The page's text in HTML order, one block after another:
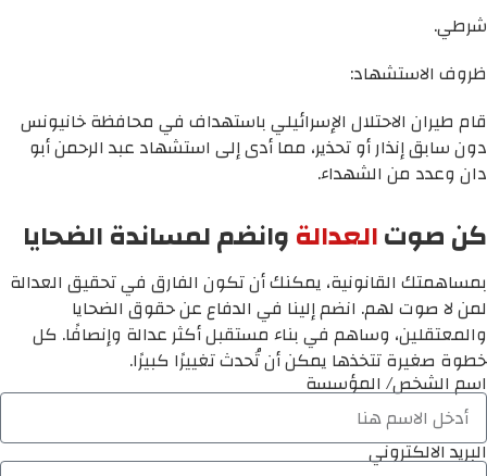
شرطي.
ظروف الاستشهاد:
قام طيران الاحتلال الإسرائيلي باستهداف في محافظة خانيونس
دون سابق إنذار أو تحذير، مما أدى إلى استشهاد عبد الرحمن أبو
دان وعدد من الشهداء.
كن صوتالعدالةوانضم لمساندة الضحايا
بمساهمتك القانونية، يمكنك أن تكون الفارق في تحقيق العدالة
لمن لا صوت لهم. انضم إلينا في الدفاع عن حقوق الضحايا
والمعتقلين، وساهم في بناء مستقبل أكثر عدالة وإنصافًا. كل
خطوة صغيرة تتخذها يمكن أن تُحدث تغييرًا كبيرًا.
اسم الشخص/ المؤسسة
البريد الالكتروني